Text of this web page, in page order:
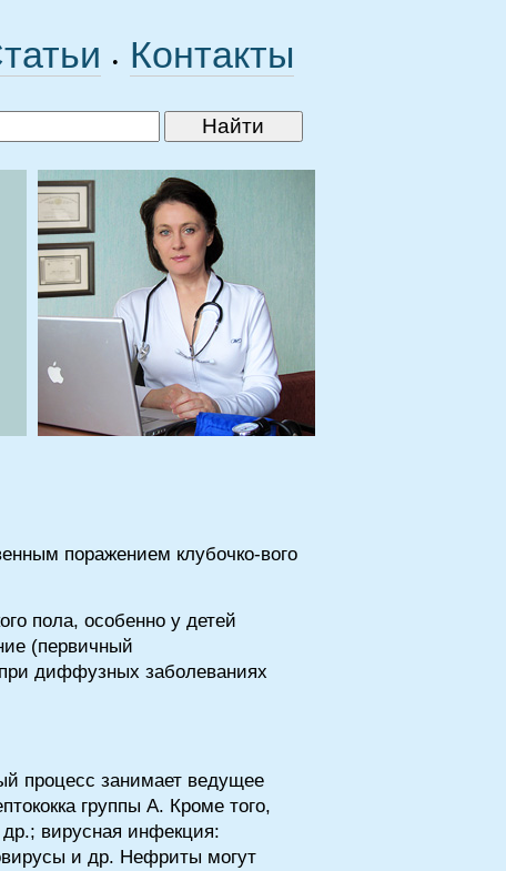
• Контакты
поражением клубочко-вого
пола, особенно у детей
(первичный
диффузных заболеваниях
процесс занимает ведущее
группы А. Кроме того,
вирусная инфекция:
и др. Нефриты могут